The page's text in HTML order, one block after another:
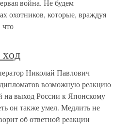
война. Не будем
охотников, которые, враждуя
что
Николай Павлович
возможную реакцию
на выход России к Японскому
он также умел. Медлить не
об ответной реакции